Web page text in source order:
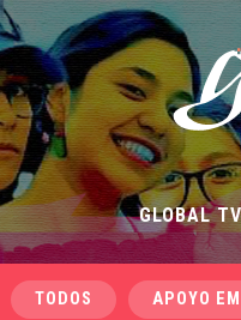
GLOBAL TV
TODOS APOYO